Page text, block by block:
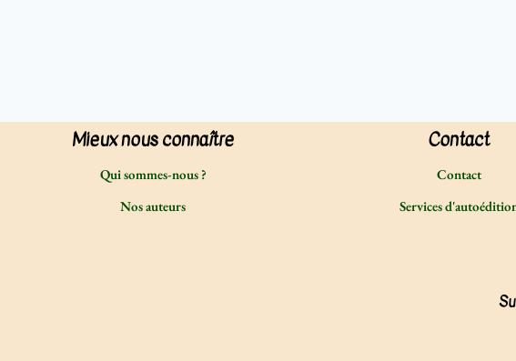
Mieux nous connaître
Qui sommes-nous ?
Nos auteurs
Contact
Contact
Services
nécessaires au